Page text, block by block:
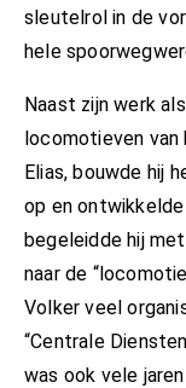
sleutelrol in de
hele
Naast zijn werk
locomotieven van
Elias, bouwde hij
op en
begeleidde hij
naar de
Volker veel
“Centrale
was ook vele